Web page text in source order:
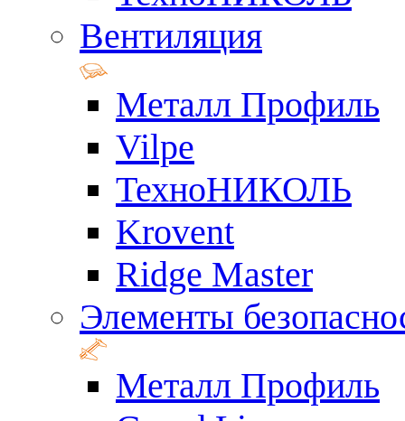
Вентиляция
Металл Профиль
Vilpe
ТехноНИКОЛЬ
Krovent
Ridge Master
Элементы
Металл Профиль